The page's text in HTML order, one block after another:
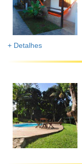
+ Detalhes